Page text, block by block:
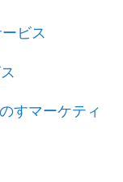
ビス
すマーケティ